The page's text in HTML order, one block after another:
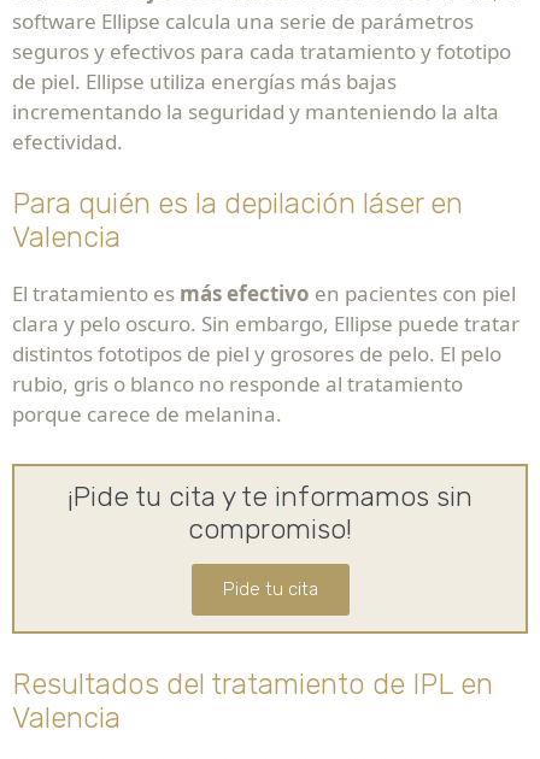
software Ellipse calcula una serie de parámetros
seguros y efectivos para cada tratamiento y fototipo
de piel. Ellipse utiliza energías más bajas
incrementando la seguridad y manteniendo la alta
efectividad.
Para quién es la depilación láser en
Valencia
El tratamiento es más efectivo en pacientes con piel
clara y pelo oscuro. Sin embargo, Ellipse puede tratar
distintos fototipos de piel y grosores de pelo. El pelo
rubio, gris o blanco no responde al tratamiento
porque carece de melanina.
¡Pide tu cita y te informamos sin
compromiso!
Pide tu cita
Resultados del tratamiento de IPL en
Valencia